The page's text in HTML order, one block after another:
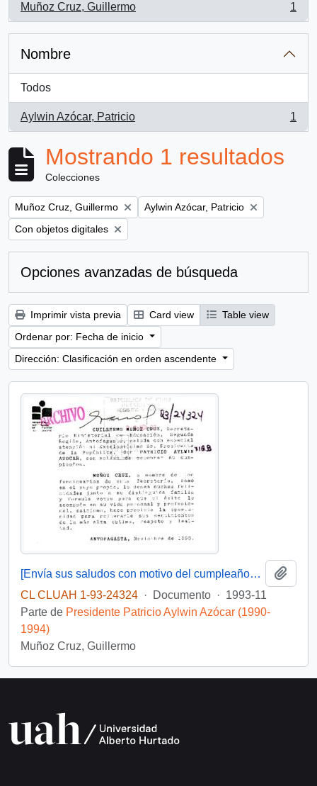
Muñoz Cruz, Guillermo
, 1 resultados
1
Nombre
Todos
Aylwin Azócar, Patricio
, 1 resultados
1
Mostrando 1 resultados
Colecciones
Remove filter:
Muñoz Cruz, Guillermo Remove filter:
Aylwin Azócar, Patricio
Remove filter:
Con objetos digitales
Opciones avanzadas de búsqueda
Imprimir vista previa Card view
Table view
Ordenar por: Fecha de inicio
Dirección: Clasificación en orden ascendente
[Envía sus saludos con motivo del cumpleaños del Presidente]
CL CLUAH 1-93-24324 · Documento · 1993-11
Parte de Presidente Patricio Aylwin Azócar (1990-
1994)
Muñoz Cruz, Guillermo